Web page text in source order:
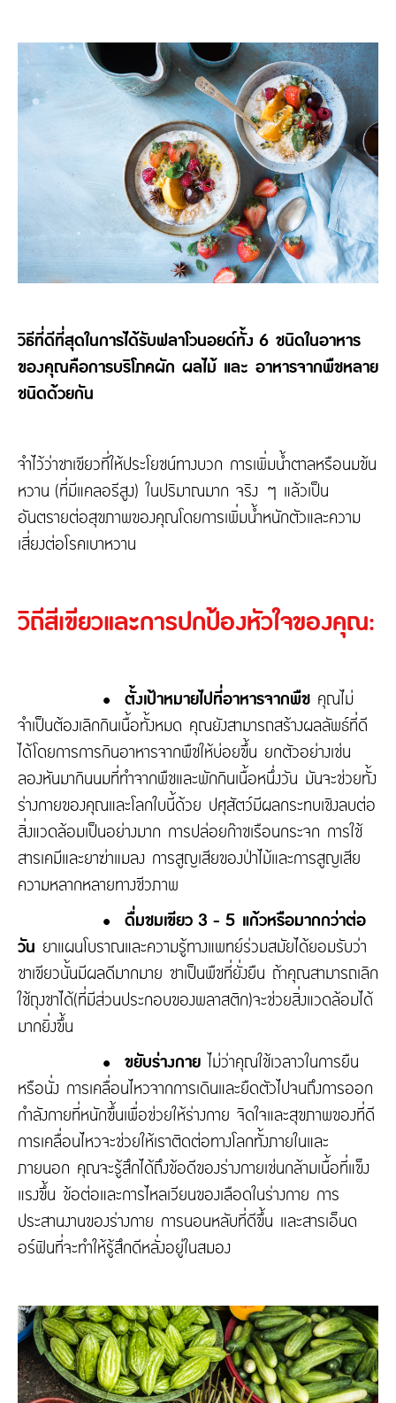
วิธีที่ดีที่สุดในการได้รับฟลาโวนอยด์ทั้ง 6 ชนิดในอาหาร
ของคุณคือการบริโภคผัก ผลไม้ และ อาหารจากพืชหลาย
ชนิดด้วยกัน
จำไว้ว่าชาเขียวที่ให้ประโยชน์ทางบวก การเพิ่มน้ำตาลหรือนมข้น
หวาน (ที่มีแคลอรีสูง) ในปริมาณมาก จริง ๆ แล้วเป็น
อันตรายต่อสุขภาพของคุณโดยการเพิ่มน้ำหนักตัวและความ
เสี่ยงต่อโรคเบาหวาน
วิถีสีเขียวและการปกป้องหัวใจของคุณ:
• ตั้งเป้าหมายไปที่อาหารจากพืช คุณไม่
จำเป็นต้องเลิกกินเนื้อทั้งหมด คุณยังสามารถสร้างผลลัพธ์ที่ดี
ได้โดยการการกินอาหารจากพืชให้บ่อยขึ้น ยกตัวอย่างเช่น
ลองหันมากินนมที่ทำจากพืชและพักกินเนื้อหนึ่งวัน มันจะช่วยทั้ง
ร่างกายของคุณและโลกใบนี้ด้วย ปศุสัตว์มีผลกระทบเชิงลบต่อ
สิ่งแวดล้อมเป็นอย่างมาก การปล่อยก๊าชเรือนกระจก การใช้
สารเคมีและยาฆ่าแมลง การสูญเสียของป่าไม้และการสูญเสีย
ความหลากหลายทางชีวภาพ
• ดื่มชมเขียว 3 - 5 แก้วหรือมากกว่าต่อ
วัน ยาแผนโบราณและความรู้ทางแพทย์ร่วมสมัยได้ยอมรับว่า
ชาเขียวนั้นมีผลดีมากมาย ชาเป็นพืชที่ยั่งยืน ถ้าคุณสามารถเลิก
ใช้ถุงชาได้(ที่มีส่วนประกอบของพลาสติก)จะช่วยสิ่งแวดล้อมได้
มากยิ่งขึ้น
• ขยับร่างกายไม่ว่าคุณใช้เวลาวในการยืน
หรือนั่ง การเคลื่อนไหวจากการเดินและยืดตัวไปจนถึงการออก
กำลังกายที่หนักขึ้นเพื่อช่วยให้ร่างกาย จิดใจและสุขภาพของที่ดี
การเคลื่อนไหวจะช่วยให้เราติดต่อทางโลกทั้งภายในและ
ภายนอก คุณจะรู้สึกได้ถึงข้อดีของร่างกายเช่นกล้ามเนื้อที่แข็ง
แรงขึ้น ข้อต่อและการไหลเวียนของเลือดในร่างกาย การ
ประสานงานของร่างกาย การนอนหลับที่ดีขึ้น และสารเอ็นด
อร์ฟินที่จะทำให้รู้สึกดีหลั่งอยู่ในสมอง